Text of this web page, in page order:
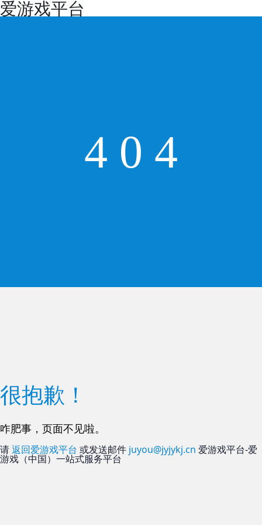
爱游戏平台
4 0 4
很抱歉！
咋肥事，页面不见啦。
请返回爱游戏平台 或发送邮件 juyou@jyjykj.cn 爱游戏平台-爱
游戏（中国）一站式服务平台